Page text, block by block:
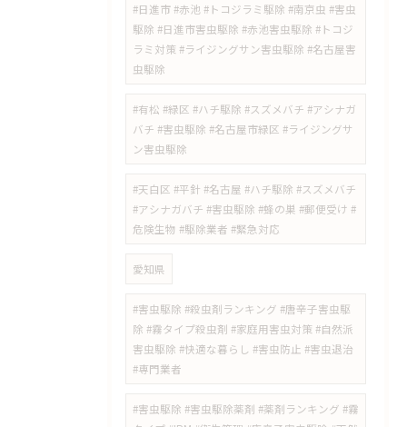
#日進市 #赤池 #トコジラミ駆除 #南京虫 #害虫
駆除 #日進市害虫駆除 #赤池害虫駆除 #トコジ
ラミ対策 #ライジングサン害虫駆除 #名古屋害
虫駆除
#有松 #緑区 #ハチ駆除 #スズメバチ #アシナガ
バチ #害虫駆除 #名古屋市緑区 #ライジングサ
ン害虫駆除
#天白区 #平針 #名古屋 #ハチ駆除 #スズメバチ
#アシナガバチ #害虫駆除 #蜂の巣 #郵便受け #
危険生物 #駆除業者 #緊急対応
愛知県
#害虫駆除 #殺虫剤ランキング #唐辛子害虫駆
除 #霧タイプ殺虫剤 #家庭用害虫対策 #自然派
害虫駆除 #快適な暮らし #害虫防止 #害虫退治
#専門業者
#害虫駆除 #害虫駆除薬剤 #薬剤ランキング #霧